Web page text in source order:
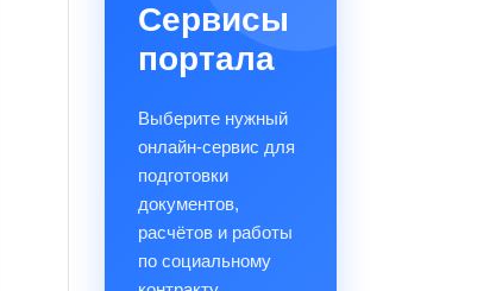
Сервисы
портала
Выберите нужный
онлайн-сервис для
подготовки
документов,
расчётов и работы
по социальному